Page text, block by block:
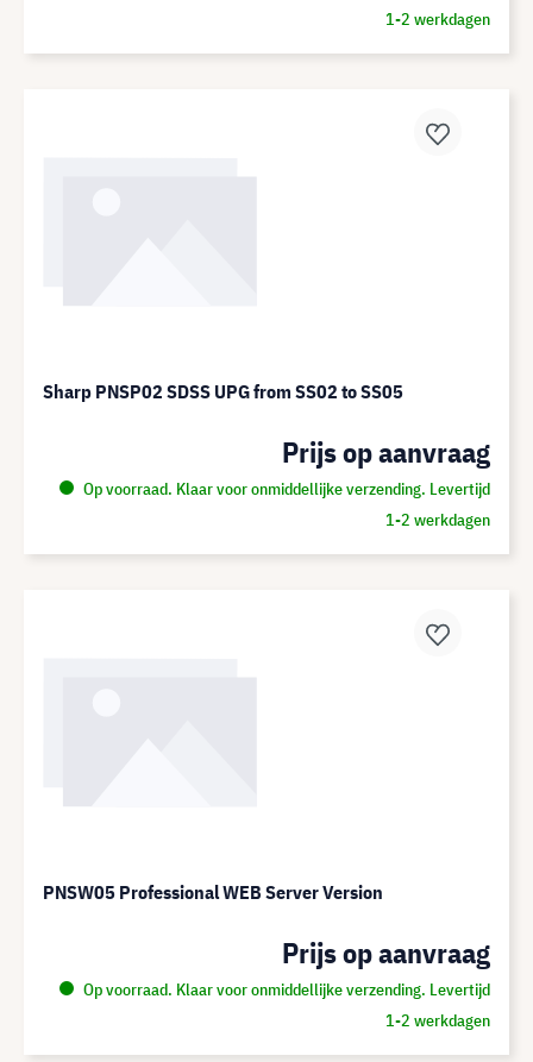
1-2 werkdagen
Sharp PNSP02 SDSS UPG from SS02 to SS05
Prijs op aanvraag
Op voorraad. Klaar voor onmiddellijke verzending. Levertijd
1-2 werkdagen
PNSW05 Professional WEB Server Version
Prijs op aanvraag
Op voorraad. Klaar voor onmiddellijke verzending. Levertijd
1-2 werkdagen